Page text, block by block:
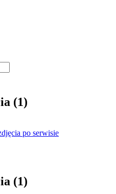
(1)
po serwisie
(1)